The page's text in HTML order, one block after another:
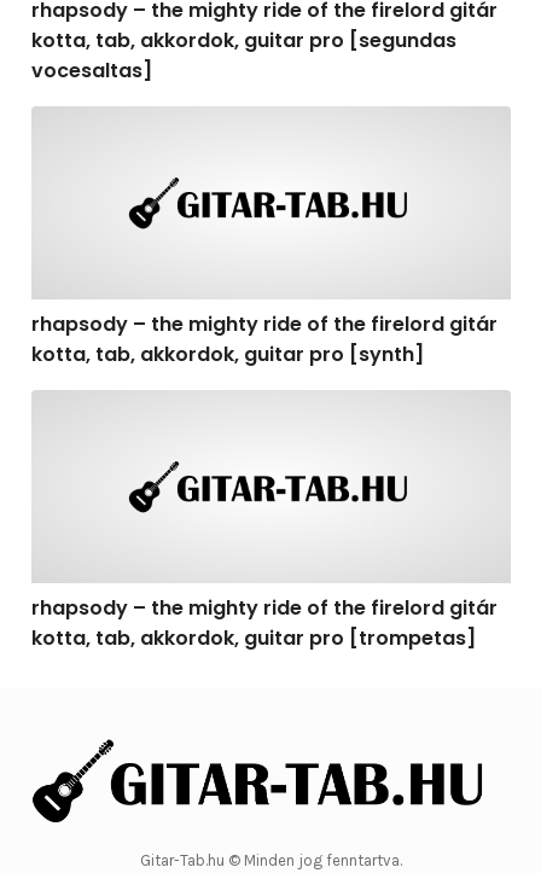
rhapsody – the mighty ride of the firelord gitár
kotta, tab, akkordok, guitar pro [segundas
vocesaltas]
rhapsody – the mighty ride of the firelord gitár
kotta, tab, akkordok, guitar pro [synth]
rhapsody – the mighty ride of the firelord gitár
kotta, tab, akkordok, guitar pro [trompetas]
Gitar-Tab.hu © Minden jog fenntartva.